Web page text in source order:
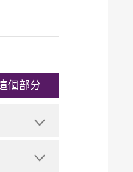
個部分